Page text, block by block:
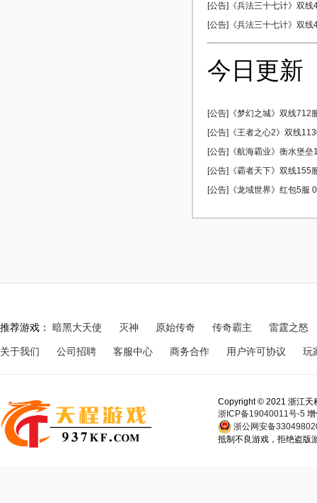
[公告]《兵法三十七计》双
[公告]《兵法三十七计》双
今日更新
[公告]《梦幻之城》双线712
[公告]《王者之心2》双线
[公告]《航海霸业》衡水堡
[公告]《霸者天下》双线155
[公告]《龙域世界》红包5服
推荐游戏： 暗黑大天使 灭神 原始传奇 传奇霸主 雷霆之怒
关于我们 公司招聘 客服中心 商务合作 用户许可协议 玩
Copyright © 2021 浙江天
浙ICP备19040011号-5
浙公网安备
抵制不良游戏，拒绝盗版